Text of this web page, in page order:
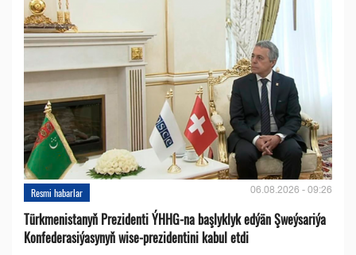
Resmi habarlar 06.08.2026 - 09:26
Türkmenistanyň Prezidenti ÝHHG-na başlyklyk edýän Şweýsariýa
Konfederasiýasynyň wise-prezidentini kabul etdi